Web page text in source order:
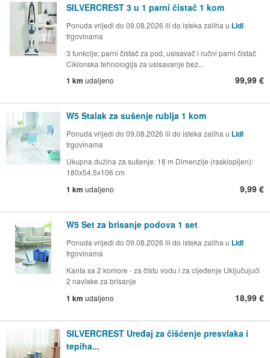
SILVERCREST 3 u 1 parni čistač 1 kom
Ponuda vrijedi do 09.08.2026 ili do isteka zaliha u Lidl
trgovinama
3 funkcije: parni čistač za pod, usisavač i ručni parni čistač
Ciklonska tehnologija za usisavanje bez...
1 km udaljeno 99,99 €
W5 Stalak za sušenje rublja 1 kom
Ponuda vrijedi do 09.08.2026 ili do isteka zaliha u Lidl
trgovinama
Ukupna dužina za sušenje: 18 m Dimenzije (rasklopljen):
180x54.5x106 cm
1 km udaljeno 9,99 €
W5 Set za brisanje podova 1 set
Ponuda vrijedi do 09.08.2026 ili do isteka zaliha u Lidl
trgovinama
Kanta sa 2 komore - za čistu vodu i za cijeđenje Uključujući
2 navlake za brisanje
1 km udaljeno 18,99 €
SILVERCREST Uređaj za čišćenje presvlaka i
tepiha...